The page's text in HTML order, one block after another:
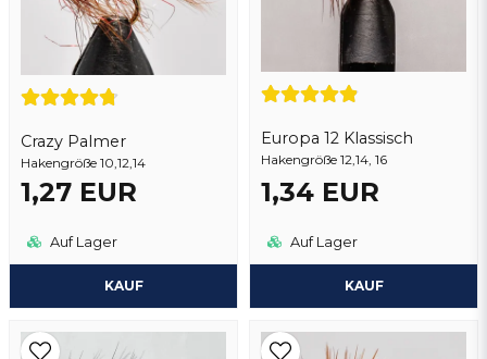
Crazy Palmer
Hakengröße 10,12,14
1,27 EUR
Auf Lager
KAUF
Europa 12 Klassisch
Hakengröße 12,14, 16
1,34 EUR
Auf Lager
KAUF